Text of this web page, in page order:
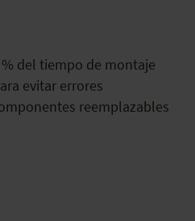
del tiempo de montaje
evitar errores
reemplazables